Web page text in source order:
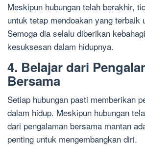
Meskipun hubungan telah berakhir,
untuk tetap mendoakan yang terbaik
Semoga dia selalu diberikan
kesuksesan dalam hidupnya.
4. Belajar dari
Bersama
Setiap hubungan pasti memberikan
dalam hidup. Meskipun hubungan
dari pengalaman bersama mantan
penting untuk mengembangkan diri.